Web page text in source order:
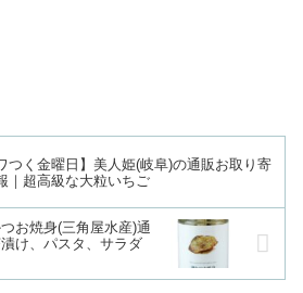
つく金曜日】美人姫(岐阜)の通販お取り寄
｜超高級な大粒いちご
お焼身(三角屋水産)通
け、パスタ、サラダ